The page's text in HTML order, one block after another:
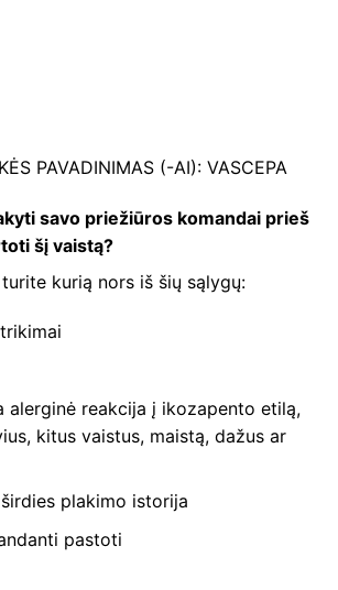
PAVADINIMAS (-AI): VASCEPA
savo priežiūros komandai prieš
šį vaistą?
kurią nors iš šių sąlygų:
alerginė reakcija į ikozapento etilą,
kitus vaistus, maistą, dažus ar
plakimo istorija
pastoti